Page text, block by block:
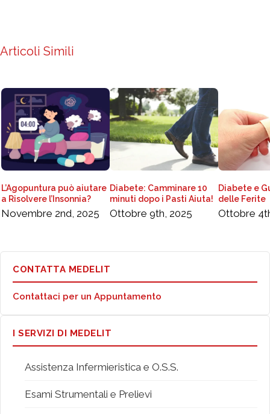
Articoli Simili
L’Agopuntura può aiutare
a Risolvere l’Insonnia?
Novembre 2nd, 2025
Diabete: Camminare 10
minuti dopo i Pasti Aiuta!
Ottobre 9th, 2025
Diabete e
delle Ferite
Ottobre
CONTATTA MEDELIT
Contattaci per un Appuntamento
I SERVIZI DI MEDELIT
Assistenza Infermieristica e O.S.S.
Esami Strumentali e Prelievi